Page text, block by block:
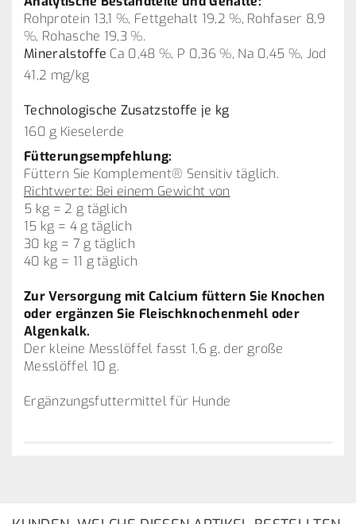
Rohprotein 13,1 %, Fettgehalt 19,2 %, Rohfaser 8,9
%, Rohasche 19,3 %.
Mineralstoffe Ca 0,48 %, P 0,36 %, Na 0,45 %, Jod
41,2 mg/kg
Technologische Zusatzstoffe je kg
160 g Kieselerde
Fütterungsempfehlung:
Füttern Sie Komplement® Sensitiv täglich.
Richtwerte: Bei einem Gewicht von
5 kg = 2 g täglich
15 kg = 4 g täglich
30 kg = 7 g täglich
40 kg = 11 g täglich
Zur Versorgung mit Calcium füttern Sie Knochen
oder ergänzen Sie Fleischknochenmehl oder
Algenkalk.
Der kleine Messlöffel fasst 1,6 g, der große
Messlöffel 10 g.
Ergänzungsfuttermittel für Hunde